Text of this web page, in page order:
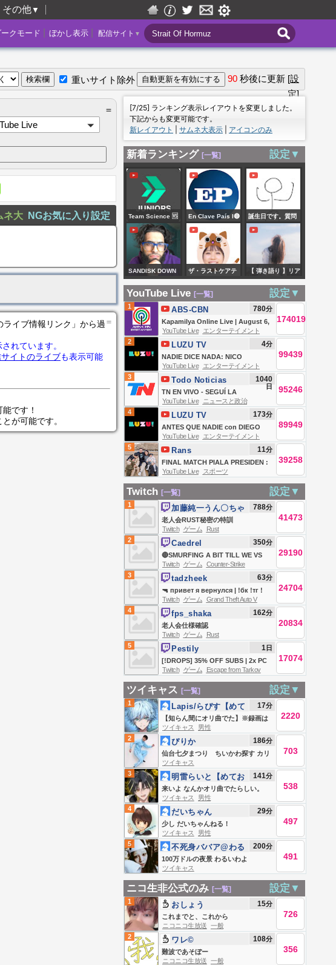
その他▼
配信サイト ▼
ぼかし表示
ークモード
重いサイト除外 90 秒後に更新 [設
定]
＝
Live
ネ大
NGお気に入り設定
＝
イブ情報リンク」から過
れています。
イトのライブも表示可能
です！
が可能です。
[7/25] ランキング表示レイアウトを変更しました。
下記からも変更可能です。
新レイアウト
サムネ大表示 アイコンのみ
新着ランキング [一覧] 設定▼
Team Science 🆚
Team Maths |
Class 8 l Join the
Live Battle 🔥
#nexttoppers
#cbse #class8
#class7
En Clave País I🔴
EN VIVO
entrevista a
Sebastián Da
Silva y Peñarol
Intermedio
誕生日です。質問
募集答えます。
SANDISK DOWN
10%, SPACEX
UNLOCK, OSCAR
CELSIUS
EARNINGS, OIL
UP | MARKET
OPEN
ザ・ラストケアテ
イカーライブ配
信！サバイバルク
ラフト系アドベン
チャー！パート
34〈The Last
Caretaker/steam
版〉
【 弾き語り 】リア
ルライブありがと
う！定期枠、睡眠
導入にもどうぞ🌸
初見さんもぜひ【
#singingstream】
YouTube Live [一覧] 設定▼
1
Kapamilya Online Live | August 6,
2026
ABS-CBN
Entertainment
780分
174019
YouTube Live
エンターテイメント
2
NADIE DICE NADA: NICO
OCCHIATO, MOMI GIARDINA,
SANTI TALLEDO, MARTÍN
GARABAL Y ANGELITA | EN VIVO
LUZU TV 4分
99439
YouTube Live
エンターテイメント
3
TN EN VIVO - SEGUÍ LA
TRANSMISIÓN EN VIVO DE TODO
NOTICIAS
Todo Noticias 1040
日 95246
YouTube Live
ニュースと政治
4
ANTES QUE NADIE con DIEGO
LEUCO, MICA VAZQUEZ, YOYI
FRANCELLA Y EL TRINCHE | EN
VIVO
LUZU TV 173分
89949
YouTube Live
エンターテイメント
5
FINAL MATCH PIALA PRESIDEN :
PERSIB BANDUNG VS
PERSEBAYA SURABAYA
Rans
Entertainment
11分
39258
YouTube Live スポーツ
Twitch [一覧] 設定▼
1
老人会RUST秘密の特訓
加藤純一うん〇ちゃ
ん
788分
41473
Twitch ゲーム
Rust
2
🔴SMURFING A BIT TILL WE VS
AL 🔴
Caedrel 350分
29190
Twitch ゲーム Counter-Strike
3
🔫 привет я вернулся | !бк !тг !
промо !ггсел !пк !гта
tadzheek 63分
24704
Twitch ゲーム Grand Theft Auto V
4
老人会仕様確認
fps_shaka 162分
20834
Twitch ゲーム
Rust
5
[!DROPS] 35% OFF SUBS | 2x PC
!GIVEAWAY | 10 NEGATIVE
SLAYING LIKE A BOSS
Pestily 1 日
17074
Twitch ゲーム Escape from Tarkov
ツイキャス [一覧] 設定▼
1
【知らん間にオリ曲でた】※録画は
残しません Live #839168063
Lapis/らぴす【めて
おら】
17分
2220
ツイキャス
男性
2
仙台七夕まつり ちいかわ探す カリ
ソマのひまつぶし
ぴりか 186分
703
ツイキャス
3
来いよ なんかオリ曲でたらしい。
明雷らいと【めてお
ら】
141分
538
ツイキャス
男性
4
少し だいちゃんねる！
だいちゃん 29分
497
ツイキャス
男性
5
100万ドルの夜景 わるいわよ
不死身ババア@わる
いわよ
200分
491
ツイキャス
ニコ生非公式のみ [一覧] 設定▼
1
これまでと、これから
おしょう 15分
726
ニコニコ生放送 一般
2
難波であそぼー
ワレ© 108分
356
ニコニコ生放送 一般